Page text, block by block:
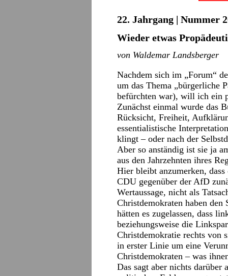
22. Jahrgang | Nummer
Wieder etwas
von Waldemar Landsberger
Nachdem sich im „Forum“
um das Thema „bürgerliche
befürchten war), will ich ein
Zunächst einmal wurde das
Rücksicht, Freiheit,
essentialistische
klingt – oder nach der
Aber so anständig ist sie ja
aus den Jahrzehnten ihres
Hier bleibt anzumerken,
CDU gegenüber der AfD
Wertaussage, nicht als
Christdemokraten haben den
hätten es zugelassen, dass
beziehungsweise die
Christdemokratie rechts von
in erster Linie um eine
Christdemokraten – was
Das sagt aber nichts